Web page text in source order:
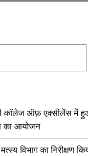
कॉलेज ऑफ़ एक्सीलेंस में
का आयोजन
विभाग का निरीक्षण